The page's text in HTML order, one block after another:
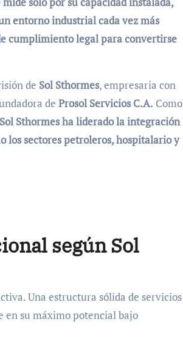
entorno industrial cada vez más
cumplimiento legal para convertirse
de Sol Sthormes, empresaria con
de Prosol Servicios C.A. Como
Sol Sthormes ha liderado la integración
los sectores petroleros, hospitalario y
según Sol
Una estructura sólida de servicios
en su máximo potencial bajo